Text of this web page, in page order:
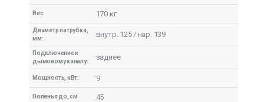
Вес 170 кг
Диаметр патрубка,
мм:
внутр. 125 / нар. 139
Подключение к
дымовому каналу:
заднее
Мощность, кВт: 9
Поленья до, см 45